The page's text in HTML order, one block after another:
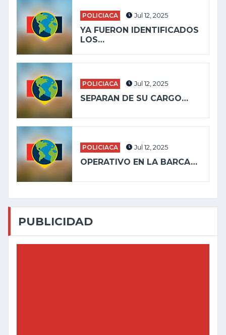
POLICIACA Jul 12, 2025
YA FUERON IDENTIFICADOS
LOS…
POLICIACA Jul 12, 2025
SEPARAN DE SU CARGO…
POLICIACA Jul 12, 2025
OPERATIVO EN LA BARCA…
PUBLICIDAD